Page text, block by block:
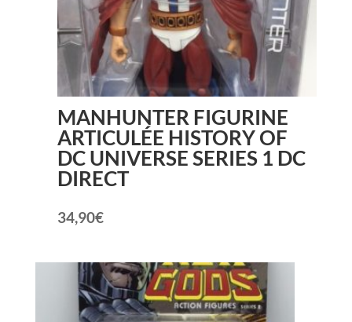
MANHUNTER FIGURINE
ARTICULÉE HISTORY OF
DC UNIVERSE SERIES 1 DC
DIRECT
34,90€